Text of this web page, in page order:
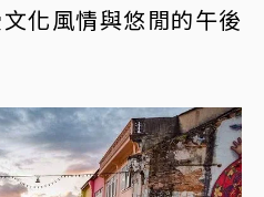
化風情與悠閒的午後